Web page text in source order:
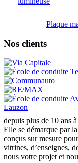
Plaque
Nos clients
depuis plus de 10 ans
Elle se démarque par
conçus sur mesure
vitrines, d’enseignes,
nous votre projet et